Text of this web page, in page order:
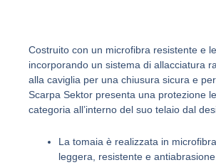
Costruito con un microfibra resistente e
incorporando un sistema di allacciatura
alla caviglia per una chiusura sicura e
Scarpa Sektor presenta una protezione
categoria all’interno del suo telaio dal
La tomaia è realizzata in
leggera, resistente e antiabrasione.